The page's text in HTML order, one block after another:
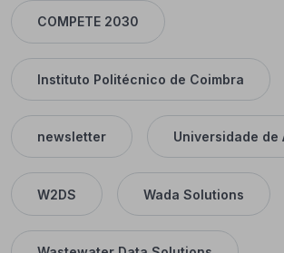
COMPETE 2030
Instituto Politécnico de Coimbra
newsletter Universidade de
W2DS Wada Solutions